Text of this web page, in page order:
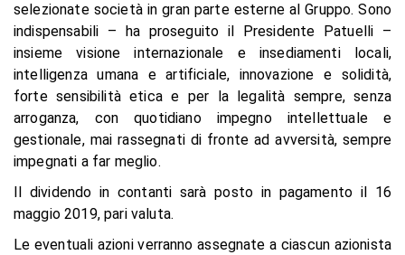
selezionate società in gran parte esterne al Gruppo. Sono
indispensabili – ha proseguito il Presidente Patuelli –
insieme visione internazionale e insediamenti locali,
intelligenza umana e artificiale, innovazione e solidità,
forte sensibilità etica e per la legalità sempre, senza
arroganza, con quotidiano impegno intellettuale e
gestionale, mai rassegnati di fronte ad avversità, sempre
impegnati a far meglio.
Il dividendo in contanti sarà posto in pagamento il 16
maggio 2019, pari valuta.
Le eventuali azioni verranno assegnate a ciascun azionista